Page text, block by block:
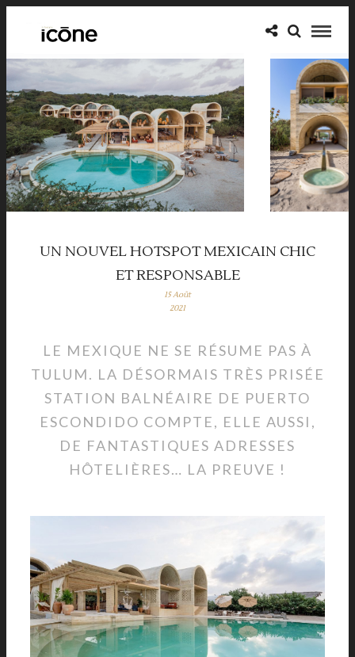
UN NOUVEL HOTSPOT MEXICAIN CHIC
ET RESPONSABLE
15 Août
2021
LE MEXIQUE NE SE RÉSUME PAS À
TULUM. LA DÉSORMAIS TRÈS PRISÉE
STATION BALNÉAIRE DE PUERTO
ESCONDIDO COMPTE, ELLE AUSSI,
DE FANTASTIQUES ADRESSES
HÔTELIÈRES… LA PREUVE !